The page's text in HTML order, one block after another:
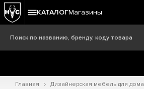
КАТАЛОГМагазины
Главная Дизайнерская мебель для дома